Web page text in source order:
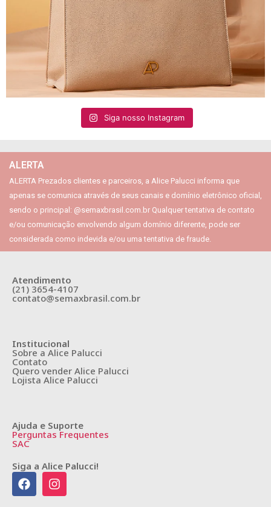
Siga nosso Instagram
ALERTA
ALERTA Prezados clientes e parceiros, a Alice Palucci informa que
apenas se comunica através de seus canais e domínio eletrônico oficial,
sendo o principal: @semaxbrasil.com.br Qualquer tentativa de contato
e/ou comunicação envolvendo algum domínio diferente, pode ser
considerada como indevida e/ou uma tentativa de fraude.
Atendimento
(21) 3654-4107
contato@semaxbrasil.com.br
Institucional
Sobre a Alice Palucci
Contato
Quero vender Alice Palucci
Lojista Alice Palucci
Ajuda e Suporte
Perguntas Frequentes
SAC
Siga a Alice Palucci!